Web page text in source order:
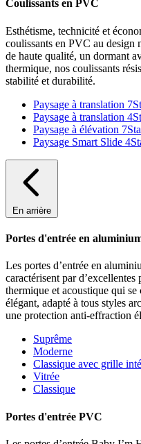
Coulissants en PVC
Esthétisme, technicité et
coulissants en PVC au design
de haute qualité, un dormant
thermique, nos coulissants
stabilité et durabilité.
Paysage à translation
Paysage à translation
Paysage à élévation
Paysage Smart Slide
En arrière
Portes d'entrée en
Les portes d’entrée en
caractérisent par
thermique et acoustique qui
élégant, adapté à tous styles
une protection anti-effraction
Suprême
Moderne
Classique avec grille
Vitrée
Classique
Portes d'entrée PVC